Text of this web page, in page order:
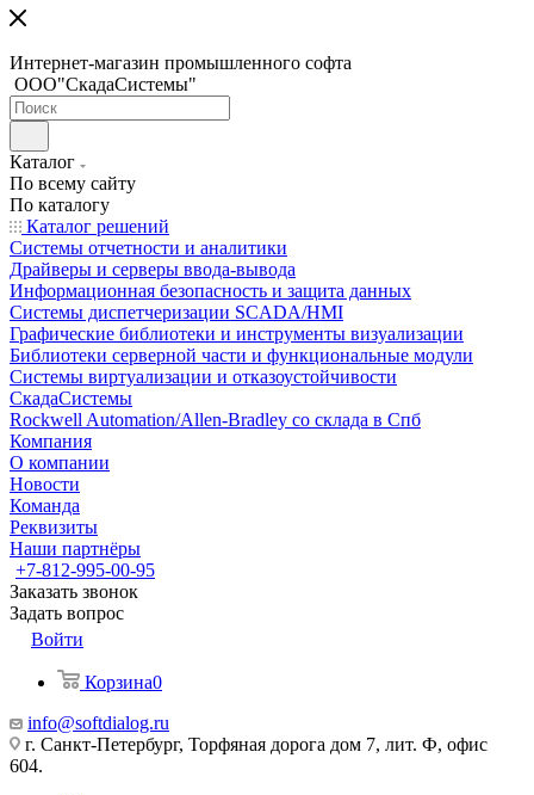
Интернет-магазин промышленного софта
ООО"СкадаСистемы"
Каталог
По всему сайту
По каталогу
Каталог решений
Системы отчетности и аналитики
Драйверы и серверы ввода-вывода
Информационная безопасность и защита данных
Системы диспетчеризации SCADA/HMI
Графические библиотеки и инструменты визуализации
Библиотеки серверной части и функциональные модули
Системы виртуализации и отказоустойчивости
СкадаСистемы
Rockwell Automation/Allen-Bradley со склада в Спб
Компания
О компании
Новости
Команда
Реквизиты
Наши партнёры
+7-812-995-00-95
Заказать звонок
Задать вопрос
Войти
Корзина0
info@softdialog.ru
г. Санкт-Петербург, Торфяная дорога дом 7, лит. Ф, офис
604.